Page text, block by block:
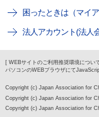
困ったときは（マイ
法人アカウント(法人
[ WEBサイトのご利用推奨環境につい
パソコンのWEBブラウザにて
Copyright (c) Japan Association for
Copyright (c) Japan Association for
Copyright (c) Japan Association for